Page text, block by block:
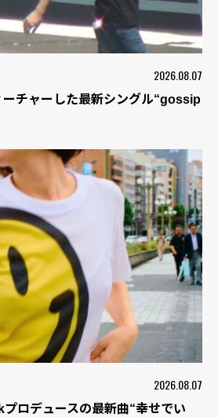
2026.08.07
チャーした最新シングル“gossip
2026.08.07
ロデュースの最新曲“幸せでい